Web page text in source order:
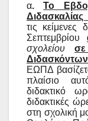
α.Το
τις κείμενες
Σεπτεμβρίου
σχολείου
ΕΩΠΔ
πλαίσιο
διδακτικό
διδακτικές
στη σχολική